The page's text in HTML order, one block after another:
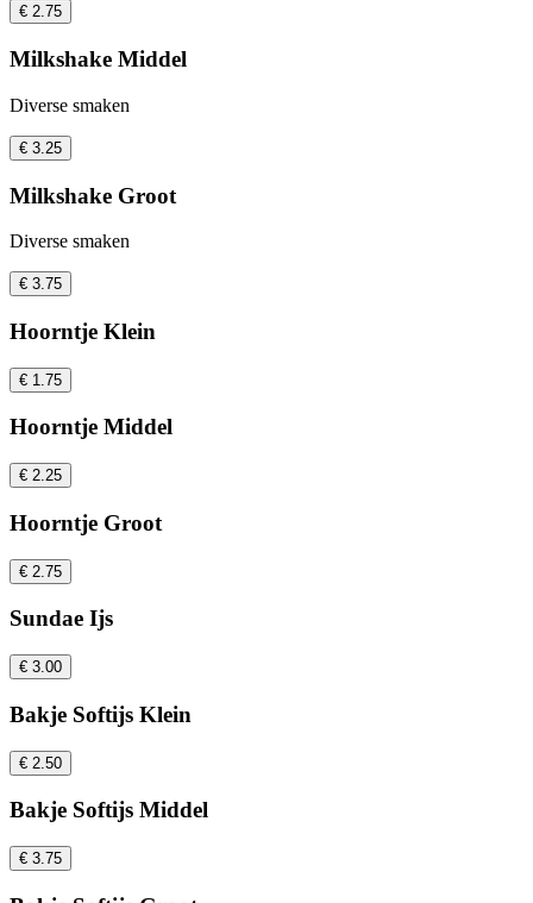
€ 2.75
Milkshake Middel
Diverse smaken
€ 3.25
Milkshake Groot
Diverse smaken
€ 3.75
Hoorntje Klein
€ 1.75
Hoorntje Middel
€ 2.25
Hoorntje Groot
€ 2.75
Sundae Ijs
€ 3.00
Bakje Softijs Klein
€ 2.50
Bakje Softijs Middel
€ 3.75